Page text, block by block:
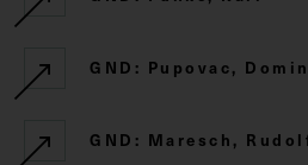
GND: Pupovac,
GND: Maresch,